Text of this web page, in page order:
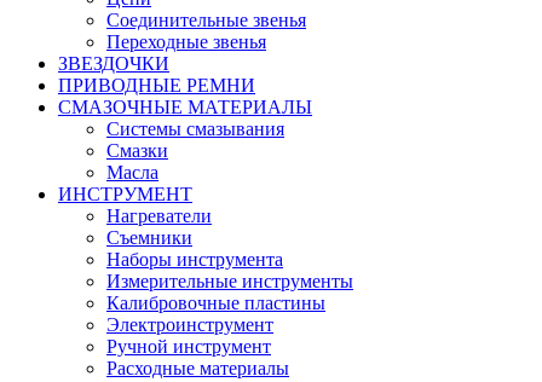
Соединительные звенья
Переходные звенья
ЗВЕЗДОЧКИ
ПРИВОДНЫЕ РЕМНИ
СМАЗОЧНЫЕ МАТЕРИАЛЫ
Системы смазывания
Смазки
Масла
ИНСТРУМЕНТ
Нагреватели
Съемники
Наборы инструмента
Измерительные инструменты
Калибровочные пластины
Электроинструмент
Ручной инструмент
Расходные материалы